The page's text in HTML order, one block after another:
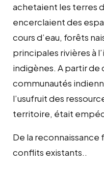
achetaient les terres
encerclaient des
cours d’eau, forêts
principales rivières à
indigènes. A partir de
communautés
l’usufruit des
territoire, était
De la reconnaissance
conflits existants..